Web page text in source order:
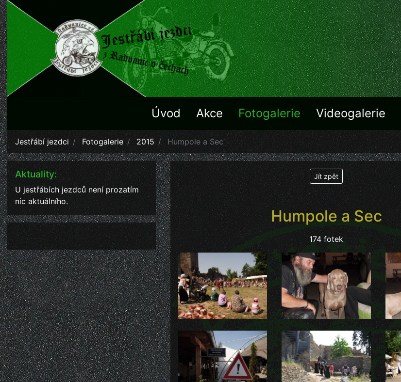
Úvod Akce Fotogalerie Videogalerie
Jestřábí jezdci Fotogalerie 2015 Humpole a Sec
Aktuality:
U jestřábích jezdců není prozatím
nic aktuálního.
Jít zpět
Humpole a Sec
174 fotek